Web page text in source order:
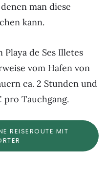
man diese
kann.
Playa de Ses Illetes
vom Hafen von
ca. 2 Stunden und
Tauchgang.
REISEROUTE MIT